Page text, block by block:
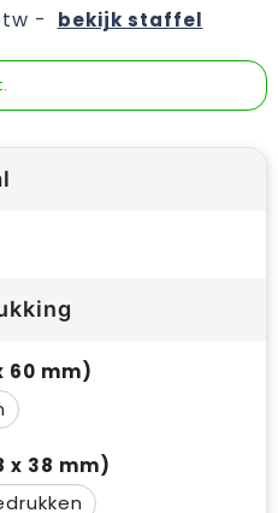
- bekijk staffel
60 mm)
x 38 mm)